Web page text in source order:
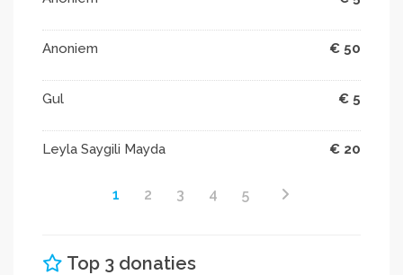
Anoniem € 50
Gul € 5
Leyla Saygili Mayda € 20
1 2 3 4 5
Top 3 donaties